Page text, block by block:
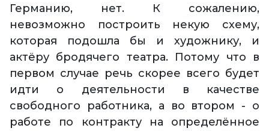
Германию, нет. К сожалению,
невозможно построить некую схему,
которая подошла бы и художнику, и
актёру бродячего театра. Потому что в
первом случае речь скорее всего будет
идти о деятельности в качестве
свободного работника, а во втором - о
работе по контракту на определённое